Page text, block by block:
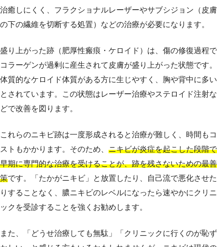
治癒しにくく、フラクショナルレーザーやサブシジョン（皮膚
の下の繊維を切断する処置）などの治療が必要になります。
盛り上がった跡（肥厚性瘢痕・ケロイド）は、傷の修復過程で
コラーゲンが過剰に産生されて皮膚が盛り上がった状態です。
体質的なケロイド体質がある方に生じやすく、胸や背中に多い
とされています。この状態はレーザー治療やステロイド注射な
どで改善を図ります。
これらのニキビ跡は一度形成されると治療が難しく、時間もコ
ストもかかります。そのため、 ニキビが炎症を起こした段階で
早期に専門的な治療を受けることが、跡を残さないための最善
策です。「たかがニキビ」と放置したり、自己流で悪化させた
りすることなく、膿ニキビのレベルになったら速やかにクリニ
ックを受診することを強くお勧めします。
また、「どうせ治療しても無駄」「クリニックに行くのが恥ず